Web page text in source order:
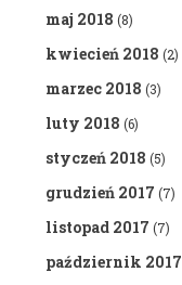
maj 2018 (8)
kwiecień 2018 (2)
marzec 2018 (3)
luty 2018 (6)
styczeń 2018 (5)
grudzień 2017 (7)
listopad 2017 (7)
październik 2017